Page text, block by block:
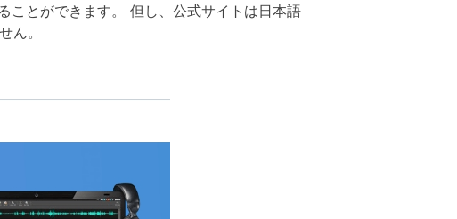
ことができます。 但し、公式サイトは日本語
ん。